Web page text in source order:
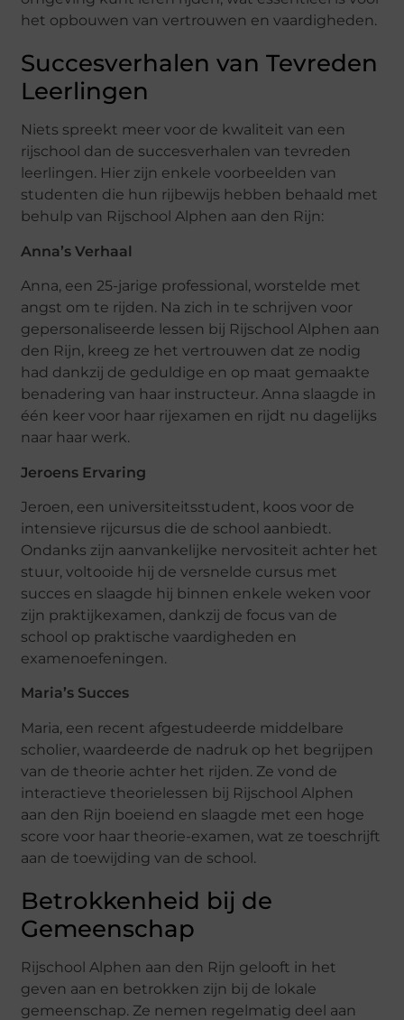
het opbouwen van vertrouwen en vaardigheden.
Succesverhalen van Tevreden
Leerlingen
Niets spreekt meer voor de kwaliteit van een
rijschool dan de succesverhalen van tevreden
leerlingen. Hier zijn enkele voorbeelden van
studenten die hun rijbewijs hebben behaald met
behulp van Rijschool Alphen aan den Rijn:
Anna’s Verhaal
Anna, een 25-jarige professional, worstelde met
angst om te rijden. Na zich in te schrijven voor
gepersonaliseerde lessen bij Rijschool Alphen aan
den Rijn, kreeg ze het vertrouwen dat ze nodig
had dankzij de geduldige en op maat gemaakte
benadering van haar instructeur. Anna slaagde in
één keer voor haar rijexamen en rijdt nu dagelijks
naar haar werk.
Jeroens Ervaring
Jeroen, een universiteitsstudent, koos voor de
intensieve rijcursus die de school aanbiedt.
Ondanks zijn aanvankelijke nervositeit achter het
stuur, voltooide hij de versnelde cursus met
succes en slaagde hij binnen enkele weken voor
zijn praktijkexamen, dankzij de focus van de
school op praktische vaardigheden en
examenoefeningen.
Maria’s Succes
Maria, een recent afgestudeerde middelbare
scholier, waardeerde de nadruk op het begrijpen
van de theorie achter het rijden. Ze vond de
interactieve theorielessen bij Rijschool Alphen
aan den Rijn boeiend en slaagde met een hoge
score voor haar theorie-examen, wat ze toeschrijft
aan de toewijding van de school.
Betrokkenheid bij de
Gemeenschap
Rijschool Alphen aan den Rijn gelooft in het
geven aan en betrokken zijn bij de lokale
gemeenschap. Ze nemen regelmatig deel aan